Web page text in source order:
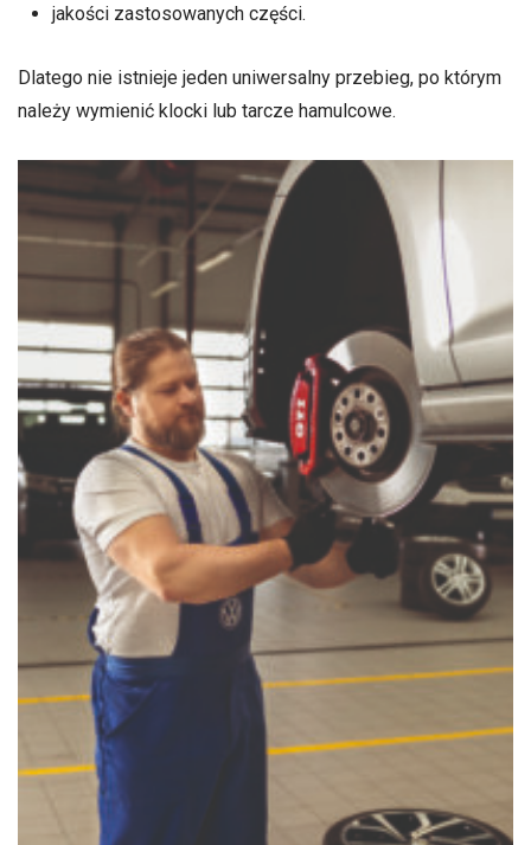
jakości zastosowanych części.
Dlatego nie istnieje jeden uniwersalny przebieg, po którym
należy wymienić klocki lub tarcze hamulcowe.